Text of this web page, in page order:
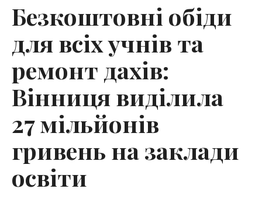
Безкоштовні обіди
для всіх учнів та
ремонт дахів:
Вінниця виділила
27 мільйонів
гривень на заклади
освіти